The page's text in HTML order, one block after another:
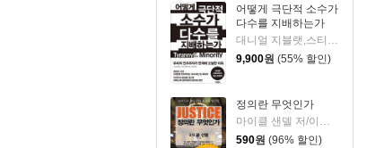
어떻게 극단적 소수가
다수를 지배하는가
대니얼 지블랫,스티븐 레비츠키 저
9,900원 (55% 할인)
정의란 무엇인가
마이클 샌델 저/이창신 역
590원 (96% 할인)